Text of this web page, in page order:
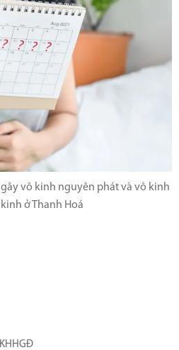
vô kinh nguyên phát và vô kinh
ở Thanh Hoá